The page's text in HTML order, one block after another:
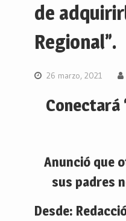
de
Regional”.
26 marzo, 2021
Conectará
Anunció que
sus padres
Desde: